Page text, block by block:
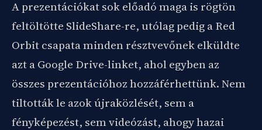
A prezentációkat sok előadó maga is rögtön
feltöltötte SlideShare-re, utólag pedig a Red
Orbit csapata minden résztvevőnek elküldte
azt a Google Drive-linket, ahol egyben az
összes prezentációhoz hozzáférhettünk. Nem
tiltották le azok újraközlését, sem a
fényképezést, sem videózást, ahogy hazai